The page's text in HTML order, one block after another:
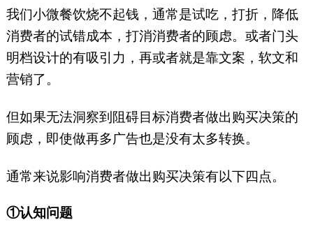
我们小微餐饮烧不起钱，通常是试吃，打折，降低
消费者的试错成本，打消消费者的顾虑。或者门头
明档设计的有吸引力，再或者就是靠文案，软文和
营销了。
但如果无法洞察到阻碍目标消费者做出购买决策的
顾虑，即使做再多广告也是没有太多转换。
通常来说影响消费者做出购买决策有以下四点。
①认知问题